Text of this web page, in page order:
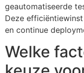
geautomatiseerde
Deze
en continue
Welke